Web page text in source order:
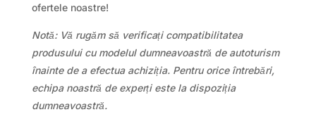
ofertele noastre!
Notă: Vă rugăm să verificați compatibilitatea
produsului cu modelul dumneavoastră de autoturism
înainte de a efectua achiziția. Pentru orice întrebări,
echipa noastră de experți este la dispoziția
dumneavoastră.